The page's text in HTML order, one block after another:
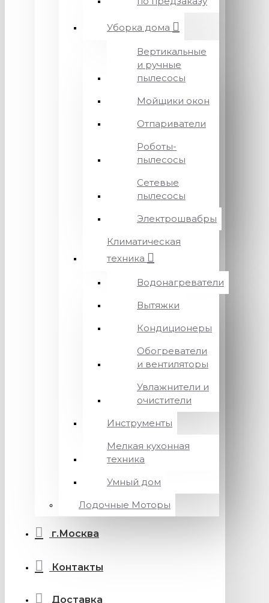
Уборка дома
Вертикальные
и ручные
пылесосы
Мойщики окон
Отпариватели
Роботы-
пылесосы
Сетевые
пылесосы
Электрошвабры
Климатическая
техника
Водонагреватели
Вытяжки
Кондиционеры
Обогреватели
и вентиляторы
Увлажнители и
очистители
Инструменты
Мелкая кухонная
техника
Умный дом
Лодочные Моторы
г.Москва
Контакты
Доставка